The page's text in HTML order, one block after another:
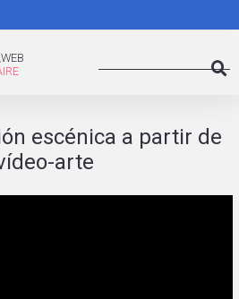
al
escénica a partir de
arte